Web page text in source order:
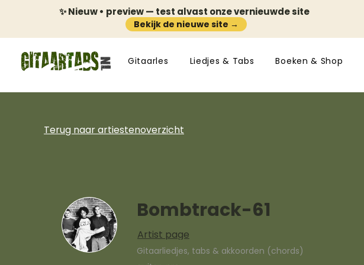
✨ Nieuw • preview — test alvast onze vernieuwde site
Bekijk de nieuwe site →
Gitaarles Liedjes & Tabs Boeken & Shop
Terug naar artiestenoverzicht
Bombtrack-61
Artist page
Gitaarliedjes, tabs & akkoorden (chords)